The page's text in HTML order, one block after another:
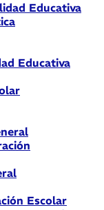
Educativa
Educativa
Escolar